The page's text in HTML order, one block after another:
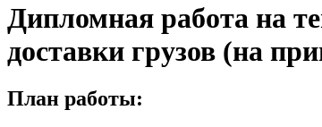
Дипломная работа на
доставки грузов (на
План работы: